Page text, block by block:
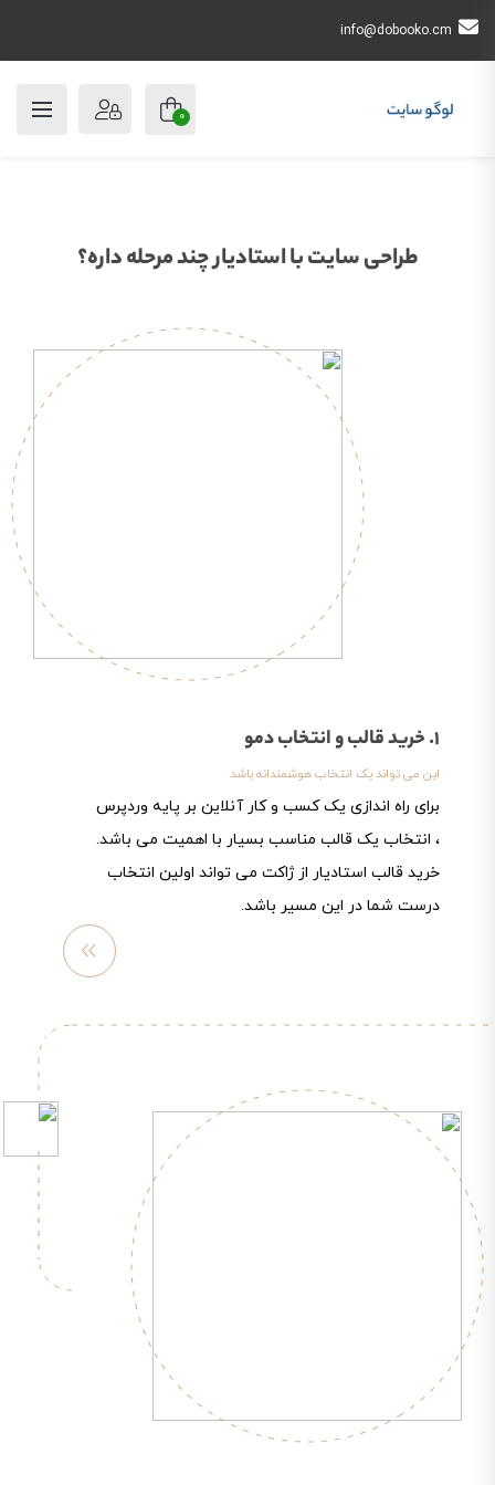
info@dobooko.cm
0
طراحی سایت با استادیار چند مرحله داره؟
1. خرید قالب و انتخاب دمو
این می تواند یک انتخاب هوشمندانه باشد
برای راه اندازی یک کسب و کار آنلاین بر پایه وردپرس
، انتخاب یک قالب مناسب بسیار با اهمیت می باشد.
خرید قالب استادیار از ژاکت می تواند اولین انتخاب
درست شما در این مسیر باشد.